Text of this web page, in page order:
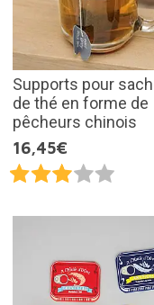
Supports pour
de thé en forme de
pêcheurs chinois
16,45€